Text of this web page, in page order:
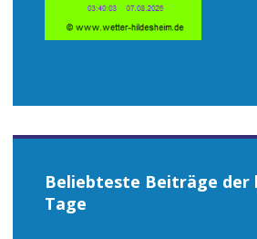
Beliebteste Beiträge der
Tage